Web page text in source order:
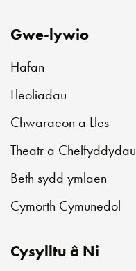
Gwe-lywio
Hafan
Lleoliadau
Chwaraeon a Lles
Theatr a Chelfyddydau
Beth sydd ymlaen
Cymorth Cymunedol
Cysylltu â Ni